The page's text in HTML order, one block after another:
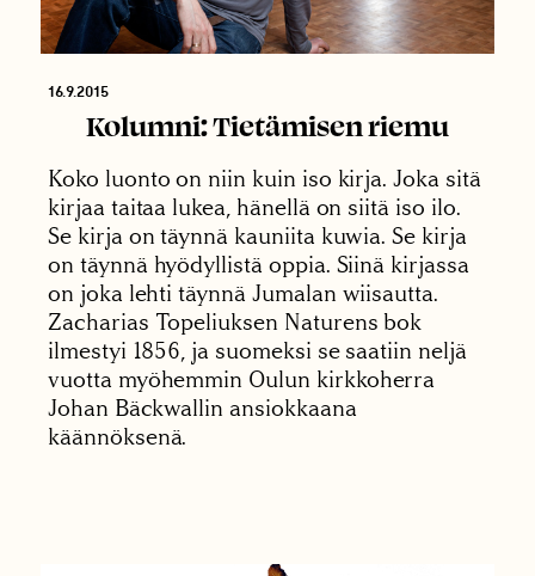
16.9.2015
Kolumni: Tietämisen riemu
Koko luonto on niin kuin iso kirja. Joka sitä
kirjaa taitaa lukea, hänellä on siitä iso ilo.
Se kirja on täynnä kauniita kuwia. Se kirja
on täynnä hyödyllistä oppia. Siinä kirjassa
on joka lehti täynnä Jumalan wiisautta.
Zacharias Topeliuksen Naturens bok
ilmestyi 1856, ja suomeksi se saatiin neljä
vuotta myöhemmin Oulun kirkkoherra
Johan Bäckwallin ansiokkaana
käännöksenä.